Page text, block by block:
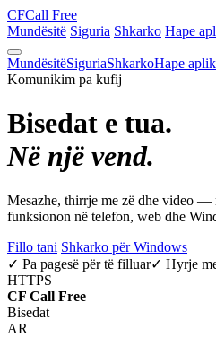
CFCall Free
Mundësitë Siguria Shkarko Hape
MundësitëSiguriaShkarkoHape
Komunikim pa kufij
Bisedat e tua.
Në një vend.
Mesazhe, thirrje me zë dhe video —
funksionon në telefon, web dhe
Fillo tani Shkarko për Windows
✓ Pa pagesë për të filluar✓ Hyrje
HTTPS
CF Call Free
Bisedat
AR